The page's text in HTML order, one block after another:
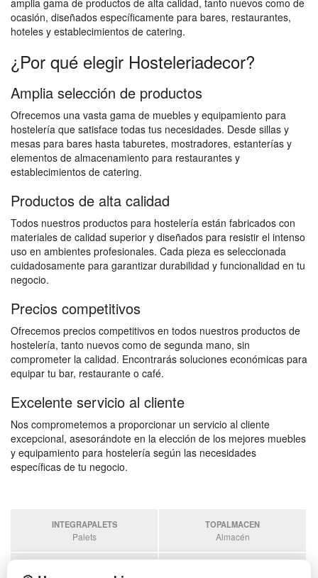
amplia gama de productos de alta calidad, tanto nuevos como de
ocasión, diseñados específicamente para bares, restaurantes,
hoteles y establecimientos de catering.
¿Por qué elegir Hosteleriadecor?
Amplia selección de productos
Ofrecemos una vasta gama de muebles y equipamiento para
hostelería que satisface todas tus necesidades. Desde sillas y
mesas para bares hasta taburetes, mostradores, estanterías y
elementos de almacenamiento para restaurantes y
establecimientos de catering.
Productos de alta calidad
Todos nuestros productos para hostelería están fabricados con
materiales de calidad superior y diseñados para resistir el intenso
uso en ambientes profesionales. Cada pieza es seleccionada
cuidadosamente para garantizar durabilidad y funcionalidad en tu
negocio.
Precios competitivos
Ofrecemos precios competitivos en todos nuestros productos de
hostelería, tanto nuevos como de segunda mano, sin
comprometer la calidad. Encontrarás soluciones económicas para
equipar tu bar, restaurante o café.
Excelente servicio al cliente
Nos comprometemos a proporcionar un servicio al cliente
excepcional, asesorándote en la elección de los mejores muebles
y equipamiento para hostelería según las necesidades
específicas de tu negocio.
INTEGRAPALETS
Palets
TOPALMACEN
Almacén